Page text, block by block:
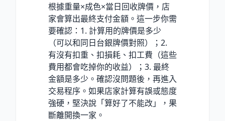
根據重量×成色×當日回收牌價，店
家會算出最終支付金額。這一步你需
要確認：1. 計算用的牌價是多少
（可以和同日台銀牌價對照）；2.
有沒有扣重、扣損耗、扣工費（這些
費用都會吃掉你的收益）；3. 最終
金額是多少。確認沒問題後，再進入
交易程序。如果店家計算有誤或態度
強硬，堅決說「算好了不能改」，果
斷離開換一家。